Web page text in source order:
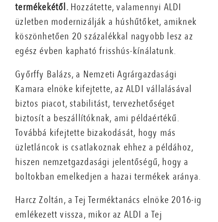
termékekétől. Hozzátette, valamennyi ALDI
üzletben modernizálják a húshűtőket, amiknek
köszönhetően 20 százalékkal nagyobb lesz az
egész évben kapható frisshús-kínálatunk.
Győrffy Balázs, a Nemzeti Agrárgazdasági
Kamara elnöke kifejtette, az ALDI vállalásával
biztos piacot, stabilitást, tervezhetőséget
biztosít a beszállítóknak, ami példaértékű.
Továbbá kifejtette bizakodását, hogy más
üzletláncok is csatlakoznak ehhez a példához,
hiszen nemzetgazdasági jelentőségű, hogy a
boltokban emelkedjen a hazai termékek aránya.
Harcz Zoltán, a Tej Terméktanács elnöke 2016-ig
emlékezett vissza, mikor az ALDI a Tej